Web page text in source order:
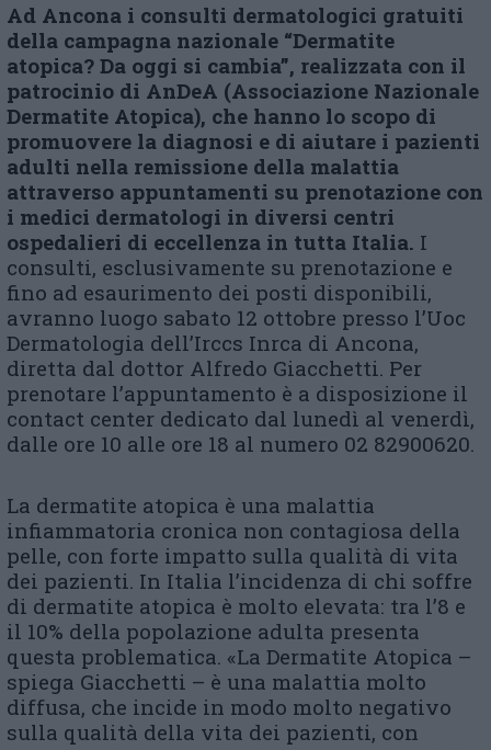
Ad Ancona i consulti dermatologici gratuiti
della campagna nazionale “Dermatite
atopica? Da oggi si cambia”, realizzata con il
patrocinio di AnDeA (Associazione Nazionale
Dermatite Atopica), che hanno lo scopo di
promuovere la diagnosi e di aiutare i pazienti
adulti nella remissione della malattia
attraverso appuntamenti su prenotazione con
i medici dermatologi in diversi centri
ospedalieri di eccellenza in tutta Italia. I
consulti, esclusivamente su prenotazione e
fino ad esaurimento dei posti disponibili,
avranno luogo sabato 12 ottobre presso l’Uoc
Dermatologia dell’Irccs Inrca di Ancona,
diretta dal dottor Alfredo Giacchetti. Per
prenotare l’appuntamento è a disposizione il
contact center dedicato dal lunedì al venerdì,
dalle ore 10 alle ore 18 al numero 02 82900620.
La dermatite atopica è una malattia
infiammatoria cronica non contagiosa della
pelle, con forte impatto sulla qualità di vita
dei pazienti. In Italia l’incidenza di chi soffre
di dermatite atopica è molto elevata: tra l’8 e
il 10% della popolazione adulta presenta
questa problematica. «La Dermatite Atopica –
spiega Giacchetti – è una malattia molto
diffusa, che incide in modo molto negativo
sulla qualità della vita dei pazienti, con